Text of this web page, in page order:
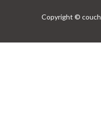
Copyright ©